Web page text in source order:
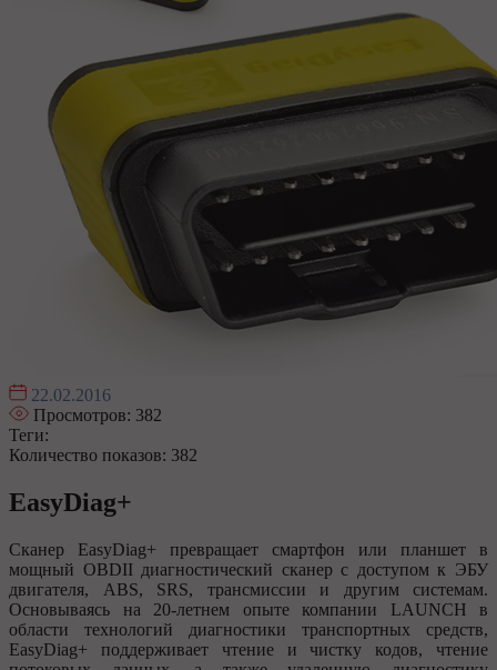
22.02.2016
Просмотров: 382
Теги:
Количество показов: 382
EasyDiag+
Сканер EasyDiag+ превращает смартфон или планшет в
мощный OBDII диагностический сканер с доступом к ЭБУ
двигателя, ABS, SRS, трансмиссии и другим системам.
Основываясь на 20-летнем опыте компании LAUNCH в
области технологий диагностики транспортных средств,
EasyDiag+ поддерживает чтение и чистку кодов, чтение